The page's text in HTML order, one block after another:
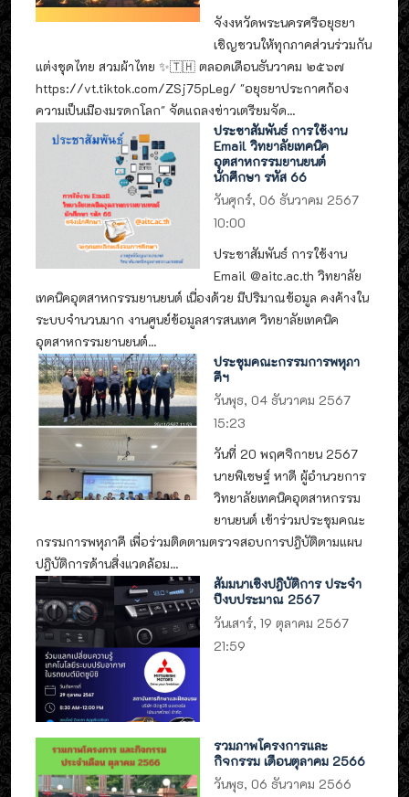
จังงหวัดพระนครศรีอยุธยา
เชิญชวนให้ทุกภาคส่วนร่วมกัน
แต่งชุดไทย สวมผ้าไทย ✨🇹🇭 ตลอดเดือนธันวาคม ๒๕๖๗
https://vt.tiktok.com/ZSj75pLeg/ "อยุธยาประกาศก้อง
ความเป็นเมืองมรดกโลก" จัดแถลงข่าวเตรียมจัด...
ประชาสัมพันธ์ การใช้งาน
Email วิทยาลัยเทคนิค
อุตสาหกรรมยานยนต์
นักศึกษา รหัส 66
วันศุกร์, 06 ธันวาคม 2567
10:00
ประชาสัมพันธ์ การใช้งาน
Email @aitc.ac.th วิทยาลัย
เทคนิคอุตสาหกรรมยานยนต์ เนื่องด้วย มีปริมาณข้อมูล คงค้างใน
ระบบจำนวนมาก งานศูนย์ข้อมูลสารสนเทศ วิทยาลัยเทคนิค
อุตสาหกรรมยานยนต์...
ประชุมคณะกรรมการพหุภา
คีฯ
วันพุธ, 04 ธันวาคม 2567
15:23
วันที่ 20 พฤศจิกายน 2567
นายพิเชษฐ์ หาดี ผู้อำนวยการ
วิทยาลัยเทคนิคอุตสาหกรรม
ยานยนต์ เข้าร่วมประชุมคณะ
กรรมการพหุภาคี เพื่อร่วมติดตามตรวจสอบการปฎิบัติตามแผน
ปฎิบัติการด้านสิ่งแวดล้อม...
สัมมนาเชิงปฎิบัติการ ประจำ
ปีงบประมาณ 2567
วันเสาร์, 19 ตุลาคม 2567
21:59
รวมภาพโครงการและ
กิจกรรม เดือนตุลาคม 2566
วันพุธ, 06 ธันวาคม 2566